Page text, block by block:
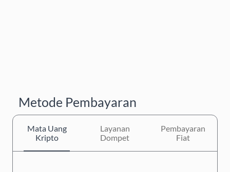
Metode Pembayaran
Mata Uang
Kripto
Layanan
Dompet
Pembayaran
Fiat